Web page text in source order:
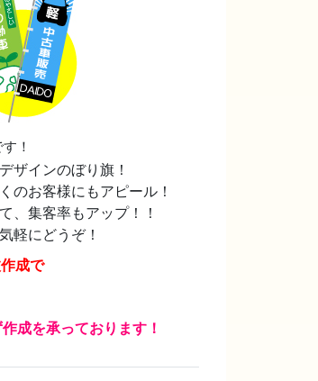
！
ザインのぼり旗！
のお客様にもアピール！
、集客率もアップ！！
軽にどうぞ！
成で
成を承っております！